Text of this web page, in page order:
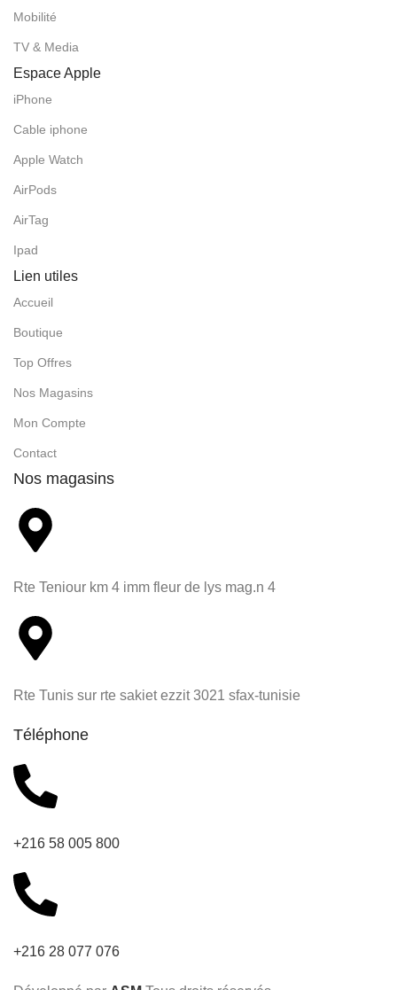
Mobilité
TV & Media
Espace Apple
iPhone
Cable iphone
Apple Watch
AirPods
AirTag
Ipad
Lien utiles
Accueil
Boutique
Top Offres
Nos Magasins
Mon Compte
Contact
Nos magasins
Rte Teniour km 4 imm fleur de lys mag.n 4
Rte Tunis sur rte sakiet ezzit 3021 sfax-tunisie
Téléphone
+216 58 005 800
+216 28 077 076